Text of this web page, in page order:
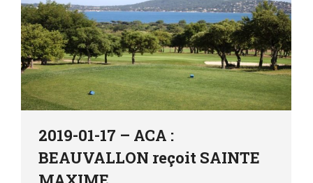
2019-01-17 – ACA :
BEAUVALLON reçoit SAINTE